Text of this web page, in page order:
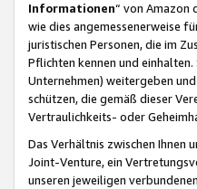
Informationen“ von Amazon
wie dies angemessenerweise
juristischen Personen, die im
Pflichten kennen und
Unternehmen) weitergeben
schützen, die gemäß dieser
Vertraulichkeits- oder
Das Verhältnis zwischen Ihnen
Joint-Venture, ein
unseren jeweiligen